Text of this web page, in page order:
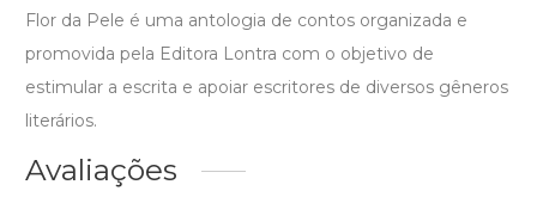
Flor da Pele é uma antologia de contos organizada e
promovida pela Editora Lontra com o objetivo de
estimular a escrita e apoiar escritores de diversos gêneros
literários.
Avaliações